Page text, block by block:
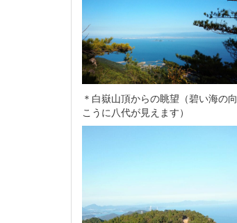
＊白嶽山頂からの眺望（碧い海の向
こうに八代が見えます）